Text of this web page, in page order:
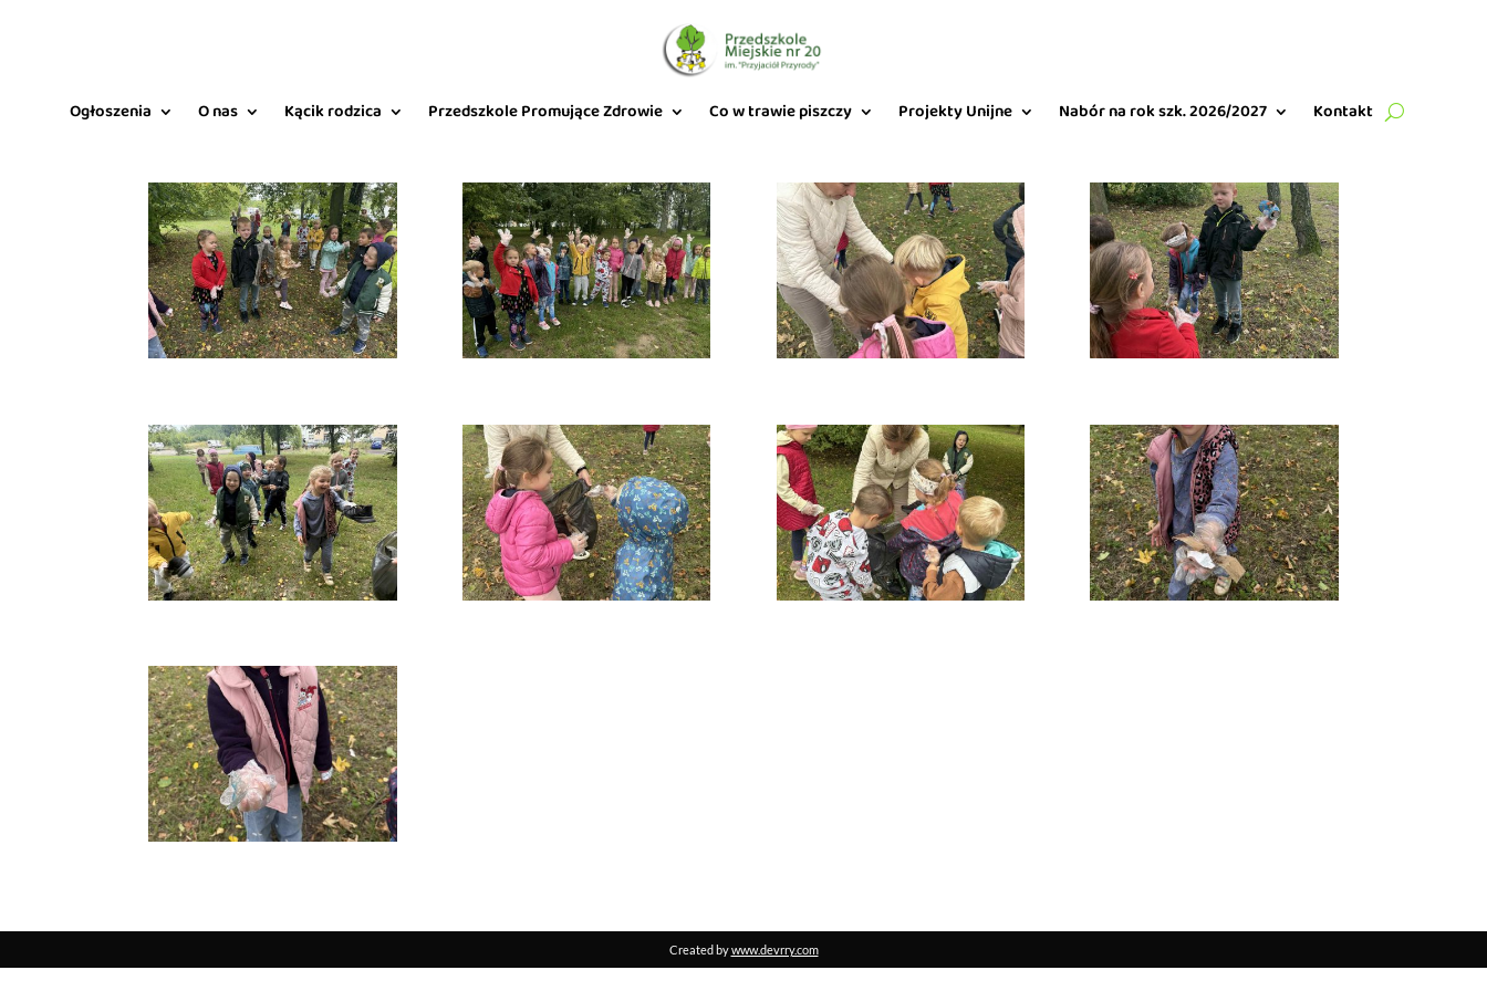
Ogłoszenia O nas Kącik rodzica Przedszkole Promujące Zdrowie Co w trawie piszczy Projekty Unijne Nabór na rok szk. 2026/2027 Kontakt
Created bywww.devrry.com